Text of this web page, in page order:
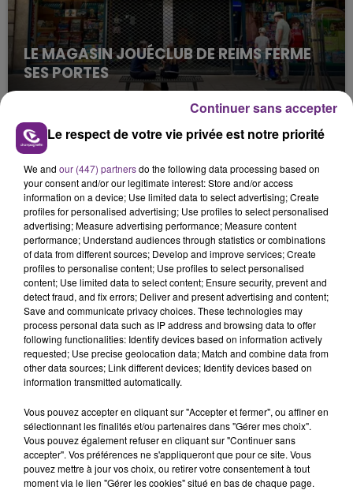
LE MAGASIN JOUÉCLUB DE REIMS FERME
SES PORTES
C'était l'une des institutions du centre-ville
rémois. Le magasin JouéClub est contraint de
fermer ses portes.
TITRES DIFFUSÉS
10h13
10h13
ANGELE & JUSTICE
What You Want
10h07
10h07
ZAHO & MC SOLAAR
Comme Caroline
Le respect de votre vie privée est notre priorité
We and our (447) partnersdo the following data processing based on
your consent and/or our legitimate interest: Store and/or access
information on a device; Use limited data to select advertising; Create
profiles for personalised advertising; Use profiles to select personalised
advertising; Measure advertising performance; Measure content
performance; Understand audiences through statistics or combinations
of data from different sources; Develop and improve services; Create
profiles to personalise content; Use profiles to select personalised
content; Use limited data to select content; Ensure security, prevent and
detect fraud, and fix errors; Deliver and present advertising and content;
Save and communicate privacy choices. These technologies may
process personal data such as IP address and browsing data to offer
following functionalities: Identify devices based on information actively
requested; Use precise geolocation data; Match and combine data from
other data sources; Link different devices; Identify devices based on
information transmitted automatically.
Vous pouvez accepter en cliquant sur "Accepter et fermer", ou affiner en
sélectionnant les finalités et/ou partenaires dans "Gérer mes choix".
Vous pouvez également refuser en cliquant sur "Continuer sans
accepter". Vos préférences ne s'appliqueront que pour ce site. Vous
pouvez mettre à jour vos choix, ou retirer votre consentement à tout
moment via le lien "Gérer les cookies" situé en bas de chaque page.
Continuer sans accepter